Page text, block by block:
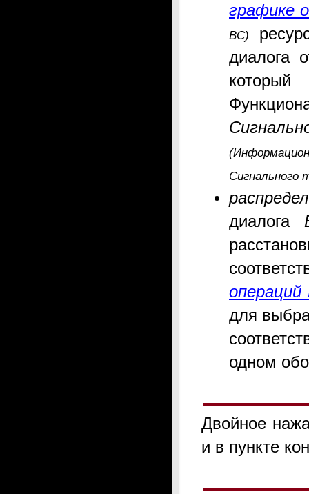
графике
ВС)
диалога
Сигнального
диалога
для
одном
Двойное
и в пункте